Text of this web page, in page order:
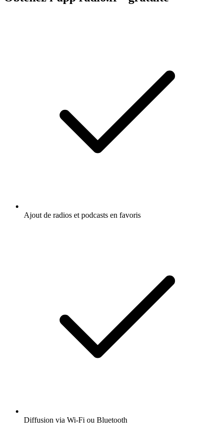
Ajout de radios et podcasts en favoris
Diffusion via Wi-Fi ou Bluetooth